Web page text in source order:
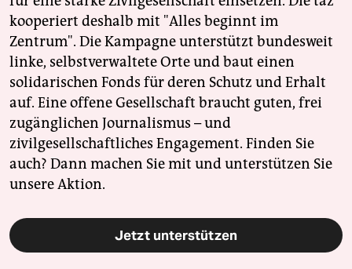
kooperiert deshalb mit "Alles beginnt im
Zentrum". Die Kampagne unterstützt bundesweit
linke, selbstverwaltete Orte und baut einen
solidarischen Fonds für deren Schutz und Erhalt
auf. Eine offene Gesellschaft braucht guten, frei
zugänglichen Journalismus – und
zivilgesellschaftliches Engagement. Finden Sie
auch? Dann machen Sie mit und unterstützen Sie
unsere Aktion.
Jetzt unterstützen